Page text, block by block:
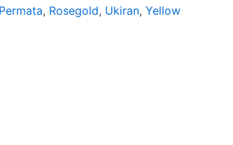
Permata, Rosegold, Ukiran, Yellow